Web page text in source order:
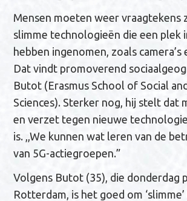
Mensen moeten weer vraagtekens
slimme technologieën die een plek
hebben ingenomen, zoals camera’s
Dat vindt promoverend
Butot (Erasmus School of Social
Sciences). Sterker nog, hij stelt dat
en verzet tegen nieuwe
is. ,,We kunnen wat leren van de
van 5G-actiegroepen.”
Volgens Butot (35), die donderdag
Rotterdam, is het goed om